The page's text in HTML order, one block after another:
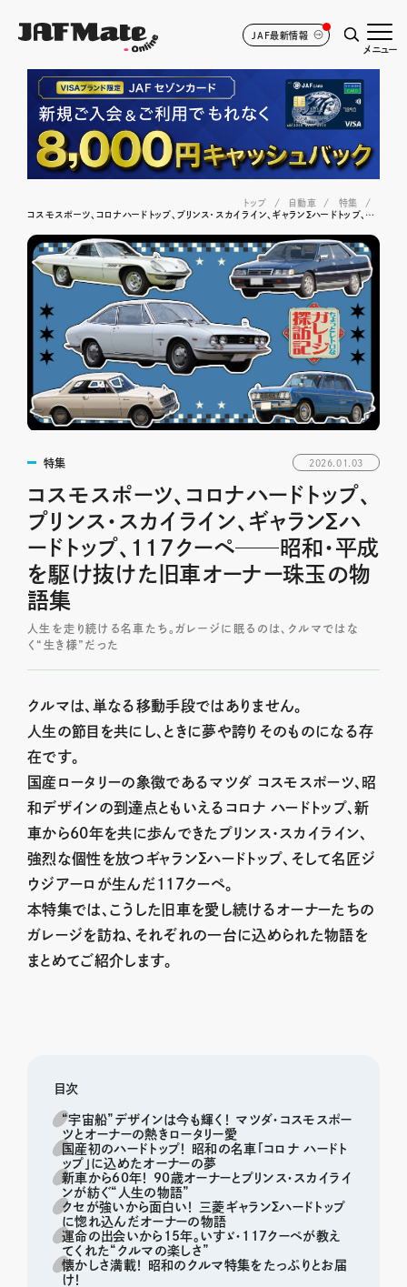
JAF最新情報
メニュー
トップ 自動車
特集
コスモスポーツ、コロナハードトップ、プリンス・スカイライン、ギャランΣハードトップ、117クーペ──昭和・平成を駆け抜けた旧車オーナー珠玉の物語集
特集 2026.01.03
コスモスポーツ、コロナハードトップ、
プリンス・スカイライン、ギャランΣハ
ードトップ、117クーペ──昭和・平成
を駆け抜けた旧車オーナー珠玉の物
語集
人生を走り続ける名車たち。ガレージに眠るのは、クルマではな
く“生き様”だった
クルマは、単なる移動手段ではありません。
人生の節目を共にし、ときに夢や誇りそのものになる存
在です。
国産ロータリーの象徴であるマツダ コスモスポーツ、昭
和デザインの到達点ともいえるコロナ ハードトップ、新
車から60年を共に歩んできたプリンス・スカイライン、
強烈な個性を放つギャランΣハードトップ、そして名匠ジ
ウジアーロが生んだ117クーペ。
本特集では、こうした旧車を愛し続けるオーナーたちの
ガレージを訪ね、それぞれの一台に込められた物語を
まとめてご紹介します。
目次
“宇宙船”デザインは今も輝く！ マツダ・コスモスポー
ツとオーナーの熱きロータリー愛
国産初のハードトップ！ 昭和の名車「コロナ ハードト
ップ」に込めたオーナーの夢
新車から60年！ 90歳オーナーとプリンス・スカイライ
ンが紡ぐ“人生の物語”
クセが強いから面白い！ 三菱ギャランΣハードトップ
に惚れ込んだオーナーの物語
運命の出会いから15年。いすゞ・117クーペが教え
てくれた“クルマの楽しさ”
懐かしさ満載！ 昭和のクルマ特集をたっぷりとお届
け！